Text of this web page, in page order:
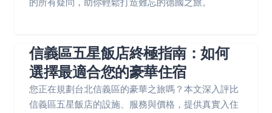
信義區五星飯店終極指南：如何
選擇最適合您的豪華住宿
您正在規劃台北信義區的豪華之旅嗎？本文深入評比
信義區五星飯店的設施、服務與價格，提供真實入住